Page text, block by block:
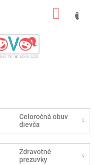
Celoročná obuv
dievča
Zdravotné
prezuvky